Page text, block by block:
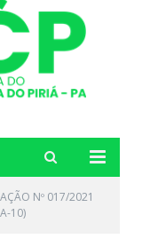
Nº 017/2021
10)